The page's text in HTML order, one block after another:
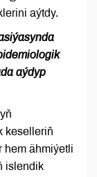
aýtdy.
aýdyp
keselleriň
hem ähmiýetli
islendik